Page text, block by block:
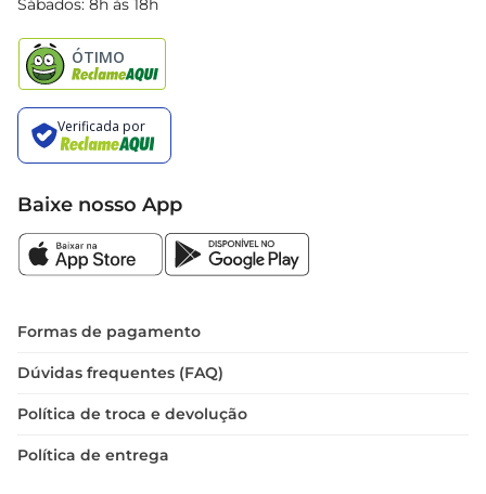
Sábados: 8h às 18h
Baixe nosso App
Formas de pagamento
Dúvidas frequentes (FAQ)
Política de troca e devolução
Política de entrega